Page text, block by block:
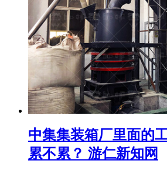
中集集装箱厂里面的
累不累？ 游仁新知网